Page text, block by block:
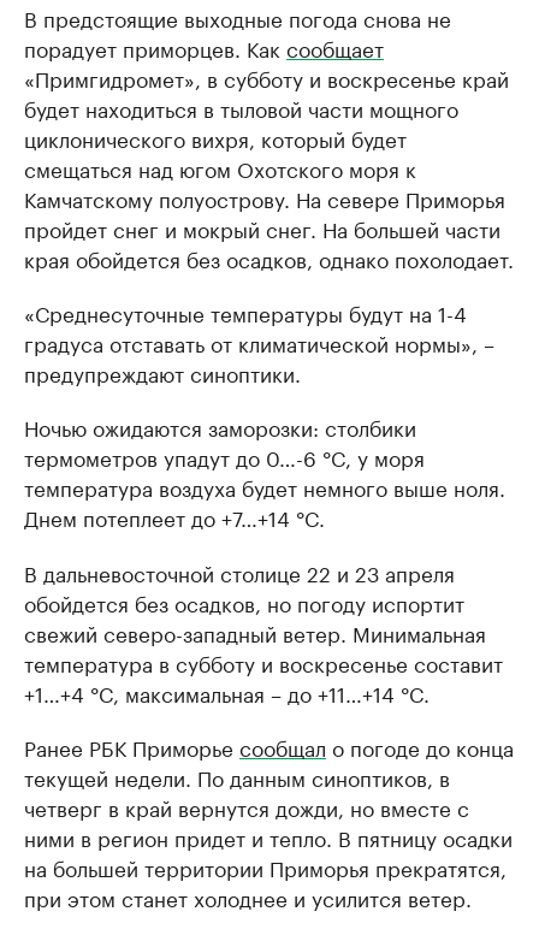
В предстоящие выходные погода снова не
порадует приморцев. Как сообщает
«Примгидромет», в субботу и воскресенье край
будет находиться в тыловой части мощного
циклонического вихря, который будет
смещаться над югом Охотского моря к
Камчатскому полуострову. На севере Приморья
пройдет снег и мокрый снег. На большей части
края обойдется без осадков, однако похолодает.
«Среднесуточные температуры будут на 1-4
градуса отставать от климатической нормы», –
предупреждают синоптики.
Ночью ожидаются заморозки: столбики
термометров упадут до 0…-6 °C, у моря
температура воздуха будет немного выше ноля.
Днем потеплеет до +7…+14 °C.
В дальневосточной столице 22 и 23 апреля
обойдется без осадков, но погоду испортит
свежий северо-западный ветер. Минимальная
температура в субботу и воскресенье составит
+1…+4 °C, максимальная – до +11…+14 °C.
Ранее РБК Приморье сообщал о погоде до конца
текущей недели. По данным синоптиков, в
четверг в край вернутся дожди, но вместе с
ними в регион придет и тепло. В пятницу осадки
на большей территории Приморья прекратятся,
при этом станет холоднее и усилится ветер.